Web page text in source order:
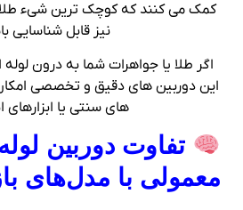
کمک می‌ کنند که کوچک‌ ترین شیء طلا
نیز قابل شناسایی
اگر طلا یا جواهرات شما به درون لوله
این دوربین‌ های دقیق و تخصصی
های سنتی یا ابزارهای
تفاوت دوربین
معمولی با مدل‌های